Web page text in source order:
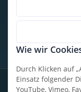
Wie wir
Durch Klicken auf
Einsatz folgender
YouTube, Vimeo,
So findest du uns
* Alle Preise inkl.
Datenschutz